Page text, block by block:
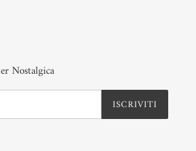
Nostalgica
ISCRIVITI